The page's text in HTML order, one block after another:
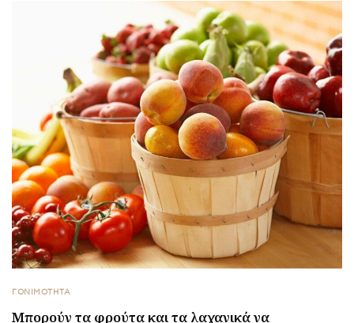
ΓΟΝΙΜΟΤΗΤΑ
Μπορούν τα φρούτα και τα λαχανικά να